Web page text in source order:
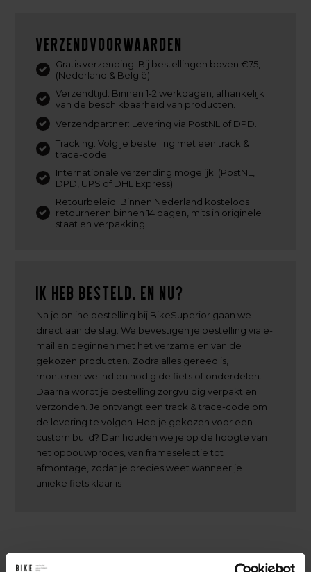
Verzendvoorwaarden
Gratis verzending: Bij bestellingen boven €75,-
(Nederland & België)
Verzendtijd: Binnen 1-2 werkdagen, afhankelijk
van de beschikbaarheid van producten.
Verzendpartner: Levering via PostNL of DPD.
Tracking: Volg je bestelling met een track &
trace-code.
Internationale verzending mogelijk. (PostNL,
DPD, UPS of DHL Express)
Retourbeleid: Binnen Nederland kosteloos
retourneren binnen 14 dagen, mits in originele
staat en verpakking.
Ik heb besteld. En nu?
Na je online bestelling bij BikeSuperior gaan we
direct aan de slag. We bevestigen je bestelling via e-
mail en beginnen met het verzamelen van de
gekozen producten. Zodra alles gereed is,
monteren we indien nodig de fiets of onderdelen.
Daarna wordt je bestelling zorgvuldig verpakt en
verzonden. Je ontvangt een track & trace-code om
de levering te volgen. Heb je gekozen voor een
custom build? Dan houden we je op de hoogte van
het opbouwproces, van frameselectie tot
afmontage, zodat je precies weet wanneer je
unieke fiets klaar is